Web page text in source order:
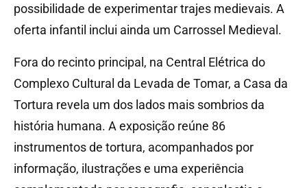
possibilidade de experimentar trajes medievais. A
oferta infantil inclui ainda um Carrossel Medieval.
Fora do recinto principal, na Central Elétrica do
Complexo Cultural da Levada de Tomar, a Casa da
Tortura revela um dos lados mais sombrios da
história humana. A exposição reúne 86
instrumentos de tortura, acompanhados por
informação, ilustrações e uma experiência